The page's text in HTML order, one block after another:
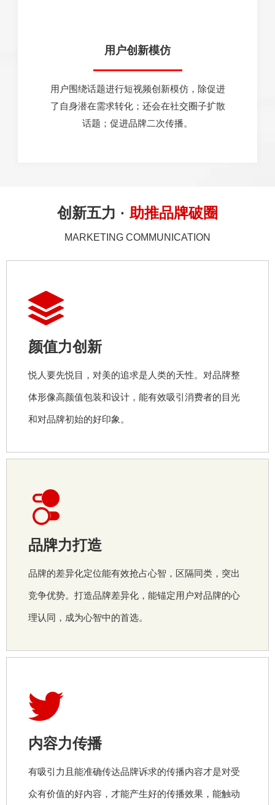
用户创新模仿
用户围绕话题进行短视频创新模仿，除促进
了自身潜在需求转化；还会在社交圈子扩散
话题；促进品牌二次传播。
创新五力 · 助推品牌破圈
MARKETING COMMUNICATION
颜值力创新
悦人要先悦目，对美的追求是人类的天性。对品牌整
体形像高颜值包装和设计，能有效吸引消费者的目光
和对品牌初始的好印象。
品牌力打造
品牌的差异化定位能有效抢占心智，区隔同类，突出
竞争优势。打造品牌差异化，能锚定用户对品牌的心
理认同，成为心智中的首选。
内容力传播
有吸引力且能准确传达品牌诉求的传播内容才是对受
众有价值的好内容，才能产生好的传播效果，能触动